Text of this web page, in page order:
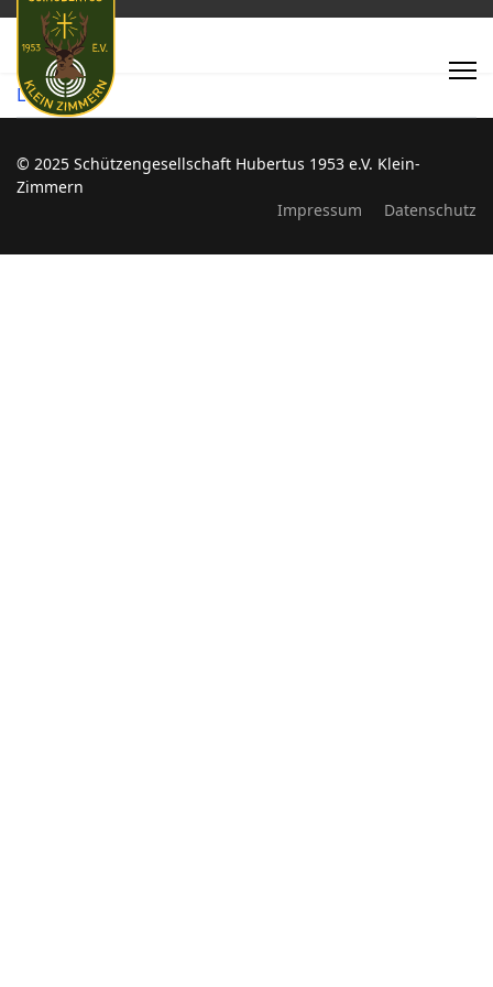
LG - BK1
© 2025 Schützengesellschaft Hubertus 1953 e.V. Klein-
Zimmern
Impressum
Datenschutz